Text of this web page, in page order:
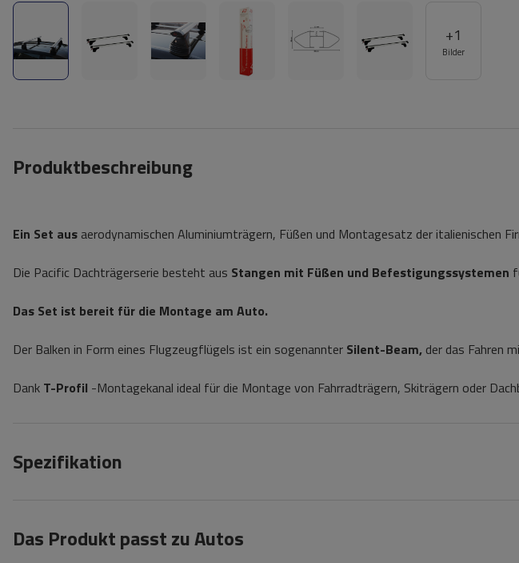
+1
Bilder
Produktbeschreibung
Ein Set aus aerodynamischen Aluminiumträgern, Füßen und Montagesatz der italienischen
Die Pacific Dachträgerserie besteht aus Stangen mit Füßen und Befestigungssystemen
Das Set ist bereit für die Montage am Auto.
Der Balken in Form eines Flugzeugflügels ist ein sogenannter Silent-Beam, der das Fahren
Dank T-Profil -Montagekanal ideal für die Montage von Fahrradträgern, Skiträgern oder
Spezifikation
Das Produkt passt zu Autos